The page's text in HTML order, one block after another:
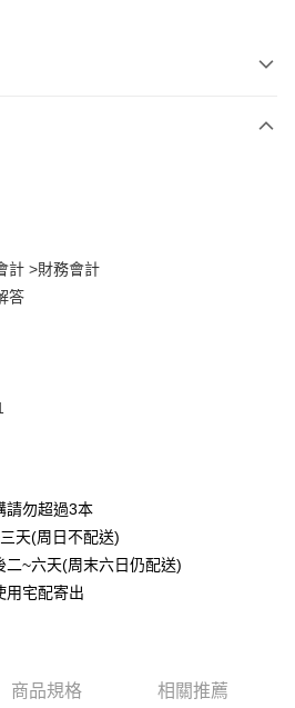
計 >財務會計
答
勿超過3本
天(周日不配送)
~六天(周末六日仍配送)
宅配寄出
商品規格 相關推薦